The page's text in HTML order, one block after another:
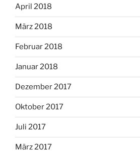
April 2018
März 2018
Februar 2018
Januar 2018
Dezember 2017
Oktober 2017
Juli 2017
März 2017